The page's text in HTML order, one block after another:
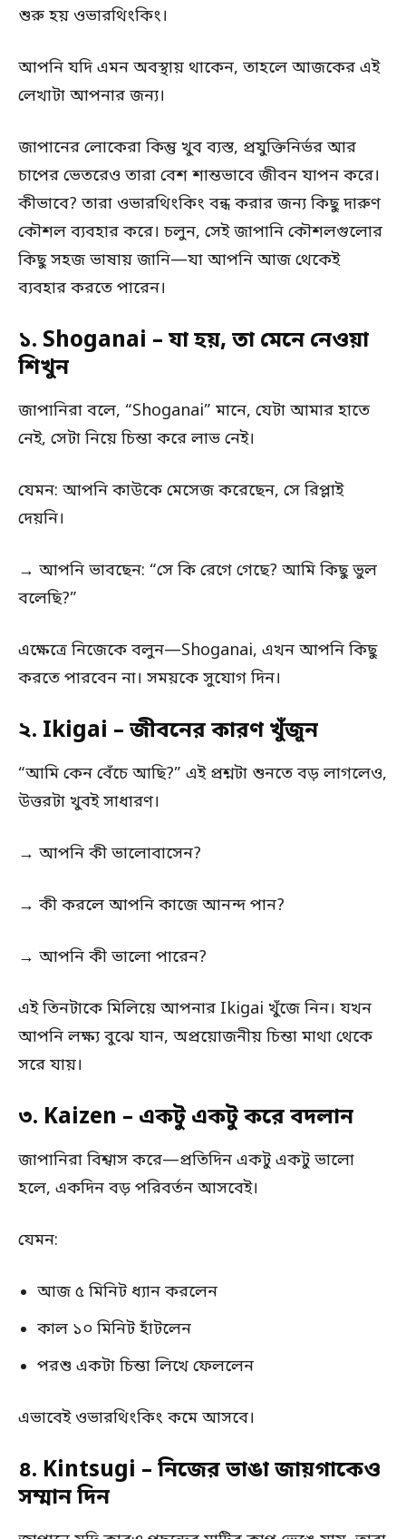
শুরু হয় ওভারথিংকিং।
আপনি যদি এমন অবস্থায় থাকেন, তাহলে আজকের এই
লেখাটা আপনার জন্য।
জাপানের লোকেরা কিন্তু খুব ব্যস্ত, প্রযুক্তিনির্ভর আর
চাপের ভেতরেও তারা বেশ শান্তভাবে জীবন যাপন করে।
কীভাবে? তারা ওভারথিংকিং বন্ধ করার জন্য কিছু দারুণ
কৌশল ব্যবহার করে। চলুন, সেই জাপানি কৌশলগুলোর
কিছু সহজ ভাষায় জানি—যা আপনি আজ থেকেই
ব্যবহার করতে পারেন।
১. Shoganai – যা হয়, তা মেনে নেওয়া
শিখুন
জাপানিরা বলে, “Shoganai” মানে, যেটা আমার হাতে
নেই, সেটা নিয়ে চিন্তা করে লাভ নেই।
যেমন: আপনি কাউকে মেসেজ করেছেন, সে রিপ্লাই
দেয়নি।
→ আপনি ভাবছেন: “সে কি রেগে গেছে? আমি কিছু ভুল
বলেছি?”
এক্ষেত্রে নিজেকে বলুন—Shoganai, এখন আপনি কিছু
করতে পারবেন না। সময়কে সুযোগ দিন।
২. Ikigai – জীবনের কারণ খুঁজুন
“আমি কেন বেঁচে আছি?” এই প্রশ্নটা শুনতে বড় লাগলেও,
উত্তরটা খুবই সাধারণ।
→ আপনি কী ভালোবাসেন?
→ কী করলে আপনি কাজে আনন্দ পান?
→ আপনি কী ভালো পারেন?
এই তিনটাকে মিলিয়ে আপনার Ikigai খুঁজে নিন। যখন
আপনি লক্ষ্য বুঝে যান, অপ্রয়োজনীয় চিন্তা মাথা থেকে
সরে যায়।
৩. Kaizen – একটু একটু করে বদলান
জাপানিরা বিশ্বাস করে—প্রতিদিন একটু একটু ভালো
হলে, একদিন বড় পরিবর্তন আসবেই।
যেমন:
আজ ৫ মিনিট ধ্যান করলেন
কাল ১০ মিনিট হাঁটলেন
পরশু একটা চিন্তা লিখে ফেললেন
এভাবেই ওভারথিংকিং কমে আসবে।
৪. Kintsugi – নিজের ভাঙা জায়গাকেও
সম্মান দিন